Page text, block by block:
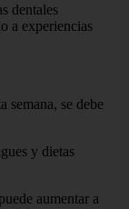
dentales
a experiencias
semana, se debe
y dietas
aumentar a